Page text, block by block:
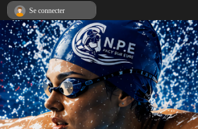
Se connecter
Panneau de gestion des cookies